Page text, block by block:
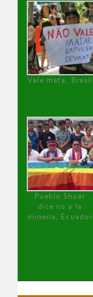
Vale mata, Brasil
Pueblo Shuar
dice no a la
minería, Ecuador